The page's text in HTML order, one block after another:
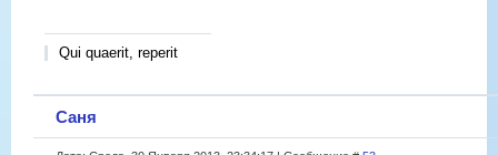
Qui quaerit, reperit
Саня